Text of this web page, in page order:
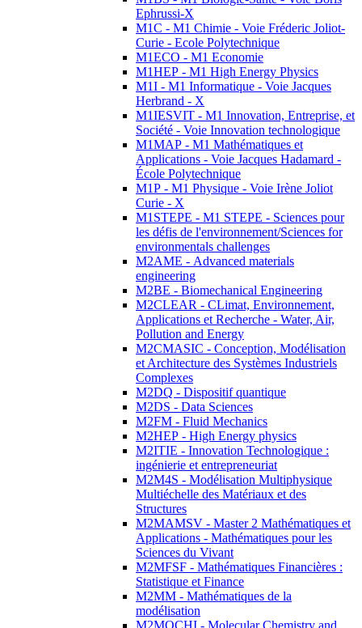
Ephrussi-X
M1C - M1 Chimie - Voie Fréderic Joliot-
Curie - Ecole Polytechnique
M1ECO - M1 Economie
M1HEP - M1 High Energy Physics
M1I - M1 Informatique - Voie Jacques
Herbrand - X
M1IESVIT - M1 Innovation, Entreprise, et
Société - Voie Innovation technologique
M1MAP - M1 Mathématiques et
Applications - Voie Jacques Hadamard -
École Polytechnique
M1P - M1 Physique - Voie Irène Joliot
Curie - X
M1STEPE - M1 STEPE - Sciences pour
les défis de l'environnement/Sciences for
environmentals challenges
M2AME - Advanced materials
engineering
M2BE - Biomechanical Engineering
M2CLEAR - CLimat, Environnement,
Applications et Recherche - Water, Air,
Pollution and Energy
M2CMASIC - Conception, Modélisation
et Architecture des Systèmes Industriels
Complexes
M2DQ - Dispositif quantique
M2DS - Data Sciences
M2FM - Fluid Mechanics
M2HEP - High Energy physics
M2ITIE - Innovation Technologique :
ingénierie et entrepreneuriat
M2M4S - Modélisation Multiphysique
Multiéchelle des Matériaux et des
Structures
M2MAMSV - Master 2 Mathématiques et
Applications - Mathématiques pour les
Sciences du Vivant
M2MFSF - Mathématiques Financières :
Statistique et Finance
M2MM - Mathématiques de la
modélisation
M2MOCHI - Molecular Chemistry and